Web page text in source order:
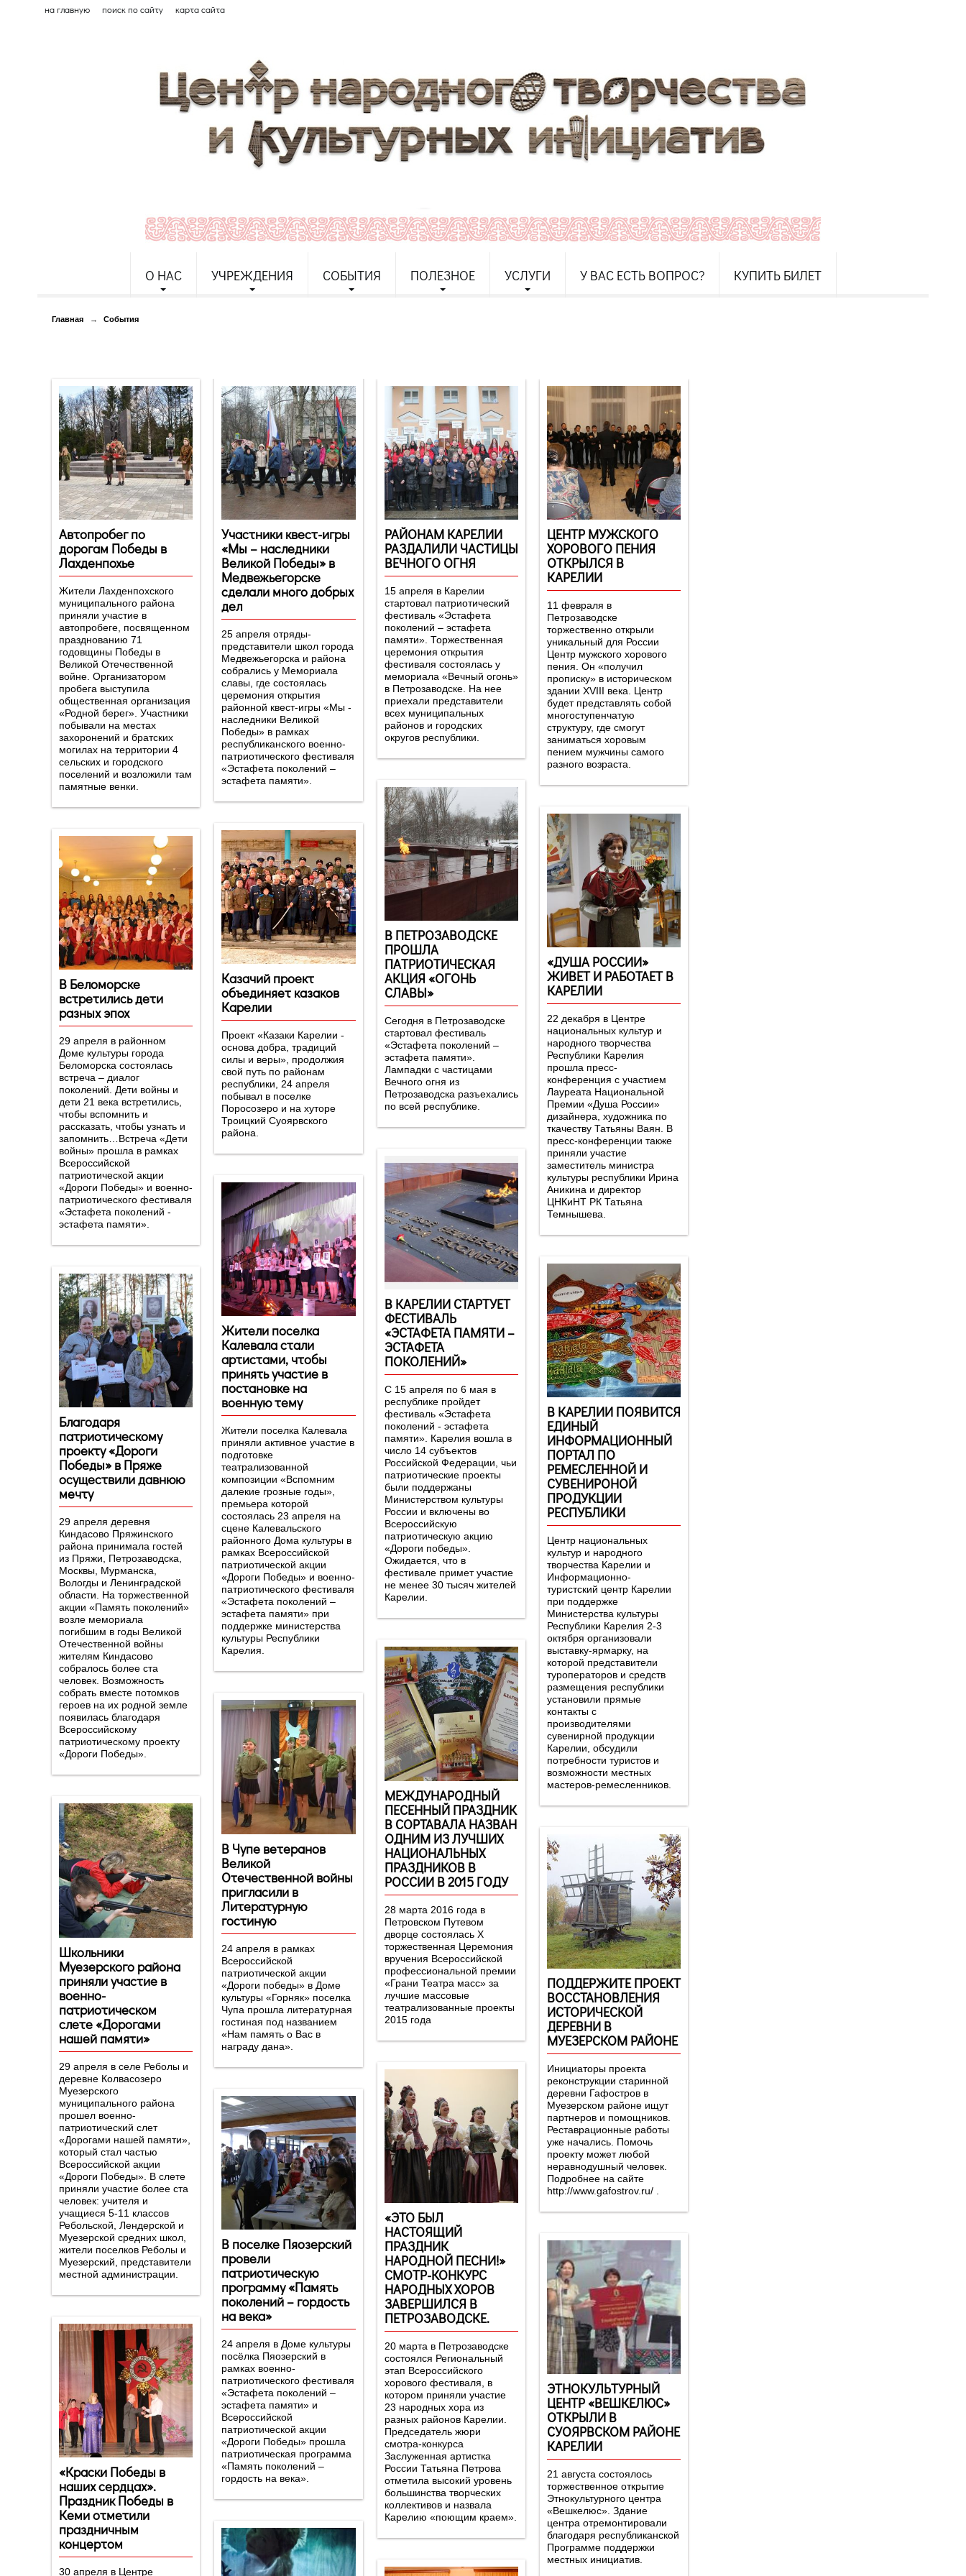
на главную поиск по сайту карта сайта
О НАС УЧРЕЖДЕНИЯ СОБЫТИЯ ПОЛЕЗНОЕ УСЛУГИ У ВАС ЕСТЬ ВОПРОС? КУПИТЬ БИЛЕТ
Главная → События
Автопробег по
дорогам Победы в
Лахденпохье
Жители Лахденпохского
муниципального района
приняли участие в
автопробеге, посвященном
празднованию 71
годовщины Победы в
Великой Отечественной
войне. Организатором
пробега выступила
общественная организация
«Родной берег». Участники
побывали на местах
захоронений и братских
могилах на территории 4
сельских и городского
поселений и возложили там
памятные венки.
В Беломорске
встретились дети
разных эпох
29 апреля в районном
Доме культуры города
Беломорска состоялась
встреча – диалог
поколений. Дети войны и
дети 21 века встретились,
чтобы вспомнить и
рассказать, чтобы узнать и
запомнить…Встреча «Дети
войны» прошла в рамках
Всероссийской
патриотической акции
«Дороги Победы» и военно-
патриотического фестиваля
«Эстафета поколений -
эстафета памяти».
Благодаря
патриотическому
проекту «Дороги
Победы» в Пряже
осуществили давнюю
мечту
29 апреля деревня
Киндасово Пряжинского
района принимала гостей
из Пряжи, Петрозаводска,
Москвы, Мурманска,
Вологды и Ленинградской
области. На торжественной
акции «Память поколений»
возле мемориала
погибшим в годы Великой
Отечественной войны
жителям Киндасово
собралось более ста
человек. Возможность
собрать вместе потомков
героев на их родной земле
появилась благодаря
Всероссийскому
патриотическому проекту
«Дороги Победы».
Школьники
Муезерского района
приняли участие в
военно-
патриотическом
слете «Дорогами
нашей памяти»
29 апреля в селе Реболы и
деревне Колвасозеро
Муезерского
муниципального района
прошел военно-
патриотический слет
«Дорогами нашей памяти»,
который стал частью
Всероссийской акции
«Дороги Победы». В слете
приняли участие более ста
человек: учителя и
учащиеся 5-11 классов
Ребольской, Лендерской и
Муезерской средних школ,
жители поселков Реболы и
Муезерский, представители
местной администрации.
«Краски Победы в
наших сердцах».
Праздник Победы в
Кеми отметили
праздничным
концертом
30 апреля в Центре
Участники квест-игры
«Мы – наследники
Великой Победы» в
Медвежьегорске
сделали много добрых
дел
25 апреля отряды-
представители школ города
Медвежьегорска и района
собрались у Мемориала
славы, где состоялась
церемония открытия
районной квест-игры «Мы -
наследники Великой
Победы» в рамках
республиканского военно-
патриотического фестиваля
«Эстафета поколений –
эстафета памяти».
Казачий проект
объединяет казаков
Карелии
Проект «Казаки Карелии -
основа добра, традиций
силы и веры», продолжия
свой путь по районам
республики, 24 апреля
побывал в поселке
Поросозеро и на хуторе
Троицкий Суоярвского
района.
Жители поселка
Калевала стали
артистами, чтобы
принять участие в
постановке на
военную тему
Жители поселка Калевала
приняли активное участие в
подготовке
театрализованной
композиции «Вспомним
далекие грозные годы»,
премьера которой
состоялась 23 апреля на
сцене Калевальского
районного Дома культуры в
рамках Всероссийской
патриотической акции
«Дороги Победы» и военно-
патриотического фестиваля
«Эстафета поколений –
эстафета памяти» при
поддержке министерства
культуры Республики
Карелия.
В Чупе ветеранов
Великой
Отечественной войны
пригласили в
Литературную
гостиную
24 апреля в рамках
Всероссийской
патриотической акции
«Дороги победы» в Доме
культуры «Горняк» поселка
Чупа прошла литературная
гостиная под названием
«Нам память о Вас в
награду дана».
В поселке Пяозерский
провели
патриотическую
программу «Память
поколений – гордость
на века»
24 апреля в Доме культуры
посёлка Пяозерский в
рамках военно-
патриотического фестиваля
«Эстафета поколений –
эстафета памяти» и
Всероссийской
патриотической акции
«Дороги Победы» прошла
патриотическая программа
«Память поколений –
гордость на века».
РАЙОНАМ КАРЕЛИИ
РАЗДАЛИЛИ ЧАСТИЦЫ
ВЕЧНОГО ОГНЯ
15 апреля в Карелии
стартовал патриотический
фестиваль «Эстафета
поколений – эстафета
памяти». Торжественная
церемония открытия
фестиваля состоялась у
мемориала «Вечный огонь»
в Петрозаводске. На нее
приехали представители
всех муниципальных
районов и городских
округов республики.
В ПЕТРОЗАВОДСКЕ
ПРОШЛА
ПАТРИОТИЧЕСКАЯ
АКЦИЯ «ОГОНЬ
СЛАВЫ»
Сегодня в Петрозаводске
стартовал фестиваль
«Эстафета поколений –
эстафета памяти».
Лампадки с частицами
Вечного огня из
Петрозаводска разъехались
по всей республике.
В КАРЕЛИИ СТАРТУЕТ
ФЕСТИВАЛЬ
«ЭСТАФЕТА ПАМЯТИ –
ЭСТАФЕТА
ПОКОЛЕНИЙ»
С 15 апреля по 6 мая в
республике пройдет
фестиваль «Эстафета
поколений - эстафета
памяти». Карелия вошла в
число 14 субъектов
Российской Федерации, чьи
патриотические проекты
были поддержаны
Министерством культуры
России и включены во
Всероссийскую
патриотическую акцию
«Дороги победы».
Ожидается, что в
фестивале примет участие
не менее 30 тысяч жителей
Карелии.
МЕЖДУНАРОДНЫЙ
ПЕСЕННЫЙ ПРАЗДНИК
В СОРТАВАЛА НАЗВАН
ОДНИМ ИЗ ЛУЧШИХ
НАЦИОНАЛЬНЫХ
ПРАЗДНИКОВ В
РОССИИ В 2015 ГОДУ
28 марта 2016 года в
Петровском Путевом
дворце состоялась Х
торжественная Церемония
вручения Всероссийской
профессиональной премии
«Грани Театра масс» за
лучшие массовые
театрализованные проекты
2015 года
«ЭТО БЫЛ
НАСТОЯЩИЙ
ПРАЗДНИК
НАРОДНОЙ ПЕСНИ!»
СМОТР-КОНКУРС
НАРОДНЫХ ХОРОВ
ЗАВЕРШИЛСЯ В
ПЕТРОЗАВОДСКЕ.
20 марта в Петрозаводске
состоялся Региональный
этап Всероссийского
хорового фестиваля, в
котором приняли участие
23 народных хора из
разных районов Карелии.
Председатель жюри
смотра-конкурса
Заслуженная артистка
России Татьяна Петрова
отметила высокий уровень
большинства творческих
коллективов и назвала
Карелию «поющим краем».
ЦЕНТР МУЖСКОГО
ХОРОВОГО ПЕНИЯ
ОТКРЫЛСЯ В
КАРЕЛИИ
11 февраля в
Петрозаводске
торжественно открыли
уникальный для России
Центр мужского хорового
пения. Он «получил
прописку» в историческом
здании XVIII века. Центр
будет представлять собой
многоступенчатую
структуру, где смогут
заниматься хоровым
пением мужчины самого
разного возраста.
«ДУША РОССИИ»
ЖИВЕТ И РАБОТАЕТ В
КАРЕЛИИ
22 декабря в Центре
национальных культур и
народного творчества
Республики Карелия
прошла пресс-
конференция с участием
Лауреата Национальной
Премии «Душа России»
дизайнера, художника по
ткачеству Татьяны Ваян. В
пресс-конференции также
приняли участие
заместитель министра
культуры республики Ирина
Аникина и директор
ЦНКиНТ РК Татьяна
Темнышева.
В КАРЕЛИИ ПОЯВИТСЯ
ЕДИНЫЙ
ИНФОРМАЦИОННЫЙ
ПОРТАЛ ПО
РЕМЕСЛЕННОЙ И
СУВЕНИРОНОЙ
ПРОДУКЦИИ
РЕСПУБЛИКИ
Центр национальных
культур и народного
творчества Карелии и
Информационно-
туристский центр Карелии
при поддержке
Министерства культуры
Республики Карелия 2-3
октября организовали
выставку-ярмарку, на
которой представители
туроператоров и средств
размещения республики
установили прямые
контакты с
производителями
сувенирной продукции
Карелии, обсудили
потребности туристов и
возможности местных
мастеров-ремесленников.
ПОДДЕРЖИТЕ ПРОЕКТ
ВОССТАНОВЛЕНИЯ
ИСТОРИЧЕСКОЙ
ДЕРЕВНИ В
МУЕЗЕРСКОМ РАЙОНЕ
Инициаторы проекта
реконструкции старинной
деревни Гафостров в
Муезерском районе ищут
партнеров и помощников.
Реставрационные работы
уже начались. Помочь
проекту может любой
неравнодушный человек.
Подробнее на сайте
http://www.gafostrov.ru/ .
ЭТНОКУЛЬТУРНЫЙ
ЦЕНТР «ВЕШКЕЛЮС»
ОТКРЫЛИ В
СУОЯРВСКОМ РАЙОНЕ
КАРЕЛИИ
21 августа состоялось
торжественное открытие
Этнокультурного центра
«Вешкелюс». Здание
центра отремонтировали
благодаря республиканской
Программе поддержки
местных инициатив.